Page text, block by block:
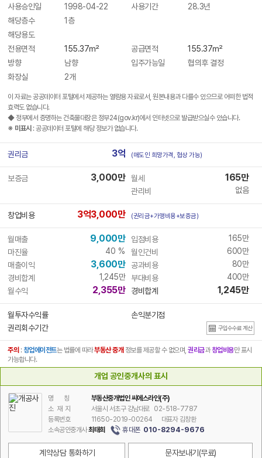
사용승인일
1998-04-22 사용기간
28.3년
해당층수
1층
해당용도
전용면적
155.37㎡ 공급면적
155.37㎡
방향
남향 입주가능일
협의후 결정
화장실
2개
이 자료는 공공데이터 포털에서 제공하는 열람용 자료로서, 원본내용과 다를수 있으므로 어떠한 법적
효력도 없습니다.
◆ 정부에서 증명하는 건축물대장은 정부24(gov.kr)에서 인터넷으로 발급받으실수 있습니다.
※ 미표시 : 공공데이터 포털에 해당 정보가 없습니다.
권리금 3억 (매도인 희망가격, 협상 가능)
보증금 3,000만 월세 165만
관리비 없음
창업비용 3억3,000만 (권리금+가맹비용+보증금)
월매출 9,000만 입점비용
165만
마진율
40 % 월인건비
600만
매출이익
3,600만 공과비용
80만
경비합계
1,245만 부대비용
400만
월수익
2,355만 경비합계 1,245만
월투자수익률
손익분기점
권리회수기간
구입수수료 계산
주의 : 창업에이전트는 법률에 따라부동산 중개 정보를 제공할 수 없으며,권리금과창업비용만 표시
가능합니다.
개업 공인중개사의 표시
명 칭
부동산중개법인 씨에스라인(주)
소 재 지
서울시 서초구 강남대로 02-518-7787
등록번호
11650-2019-00264
대표자 김창환
소속공인중개사최태희 휴대폰 010-8294-9676
계약상담 통화하기 문자보내기 (무료)